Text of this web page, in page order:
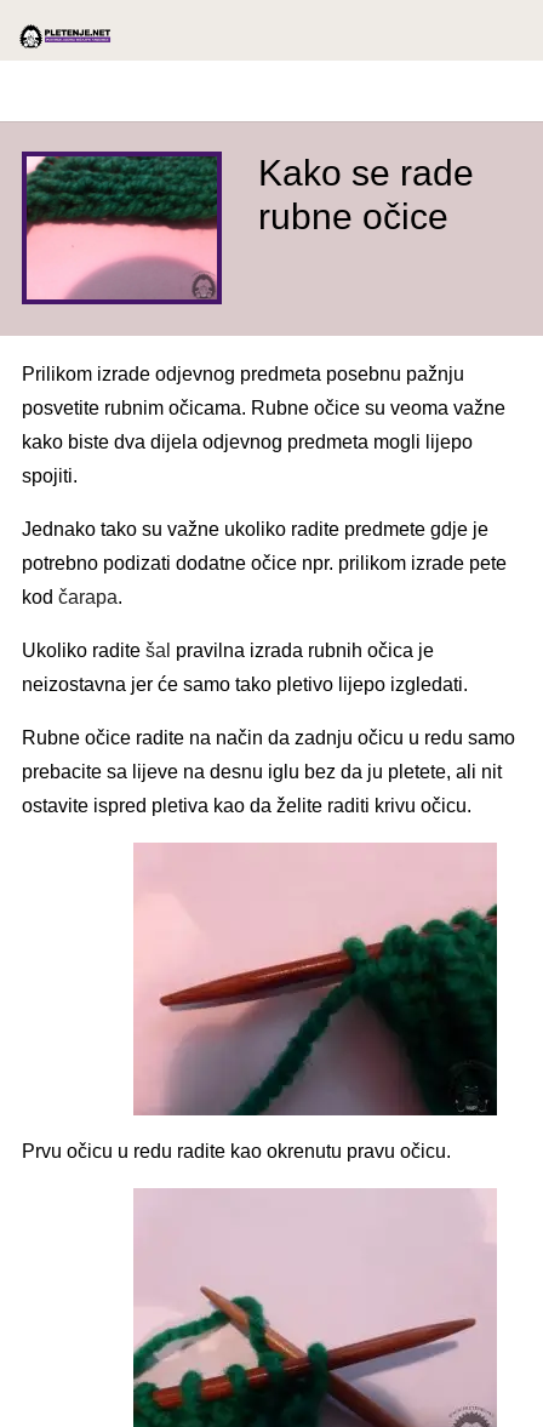
Kako se rade
rubne očice
Prilikom izrade odjevnog predmeta posebnu pažnju
posvetite rubnim očicama. Rubne očice su veoma važne
kako biste dva dijela odjevnog predmeta mogli lijepo
spojiti.
Jednako tako su važne ukoliko radite predmete gdje je
potrebno podizati dodatne očice npr. prilikom izrade pete
kod čarapa.
Ukoliko radite šal pravilna izrada rubnih očica je
neizostavna jer će samo tako pletivo lijepo izgledati.
Rubne očice radite na način da zadnju očicu u redu samo
prebacite sa lijeve na desnu iglu bez da ju pletete, ali nit
ostavite ispred pletiva kao da želite raditi krivu očicu.
Prvu očicu u redu radite kao okrenutu pravu očicu.